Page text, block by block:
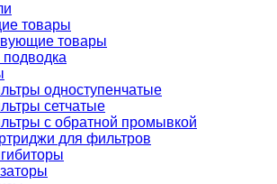
товары
товары
подводка
одноступенчатые
сетчатые
с обратной промывкой
для фильтров